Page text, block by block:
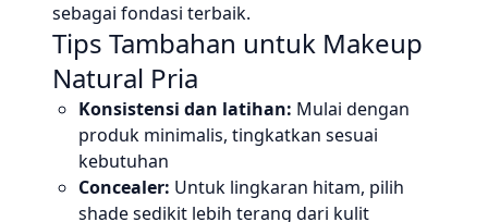
sebagai fondasi terbaik.
Tips Tambahan untuk Makeup
Natural Pria
Konsistensi dan latihan: Mulai dengan
produk minimalis, tingkatkan sesuai
kebutuhan
Concealer: Untuk lingkaran hitam, pilih
shade sedikit lebih terang dari kulit